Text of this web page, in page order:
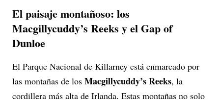
El paisaje montañoso: los
Macgillycuddy’s Reeks y el Gap of
Dunloe
El Parque Nacional de Killarney está enmarcado por
las montañas de los Macgillycuddy’s Reeks, la
cordillera más alta de Irlanda. Estas montañas no solo